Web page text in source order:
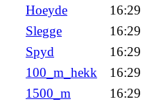
Hoeyde
16:29
Slegge
16:29
Spyd
16:29
100_m_hekk
16:29
1500_m
16:29